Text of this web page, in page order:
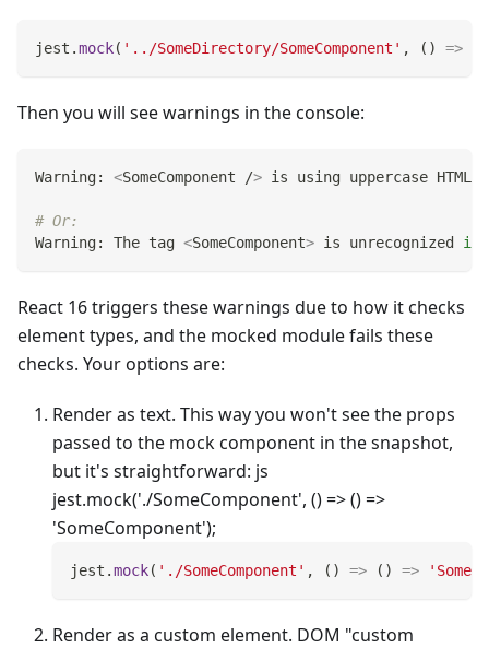
jest .mock( '../SomeDirectory/SomeComponent' , ( ) =>
Then you will see warnings in the console:
Warning: <SomeComponent /> is using uppercase
# Or:
Warning: The tag <SomeComponent> is unrecognized in
React 16 triggers these warnings due to how it checks
element types, and the mocked module fails these
checks. Your options are:
Render as text. This way you won't see the props
passed to the mock component in the snapshot,
but it's straightforward: js
jest.mock('./SomeComponent', () => () =>
'SomeComponent');
jest .mock( './SomeComponent' , ( ) => ( ) =>
Render as a custom element. DOM "custom